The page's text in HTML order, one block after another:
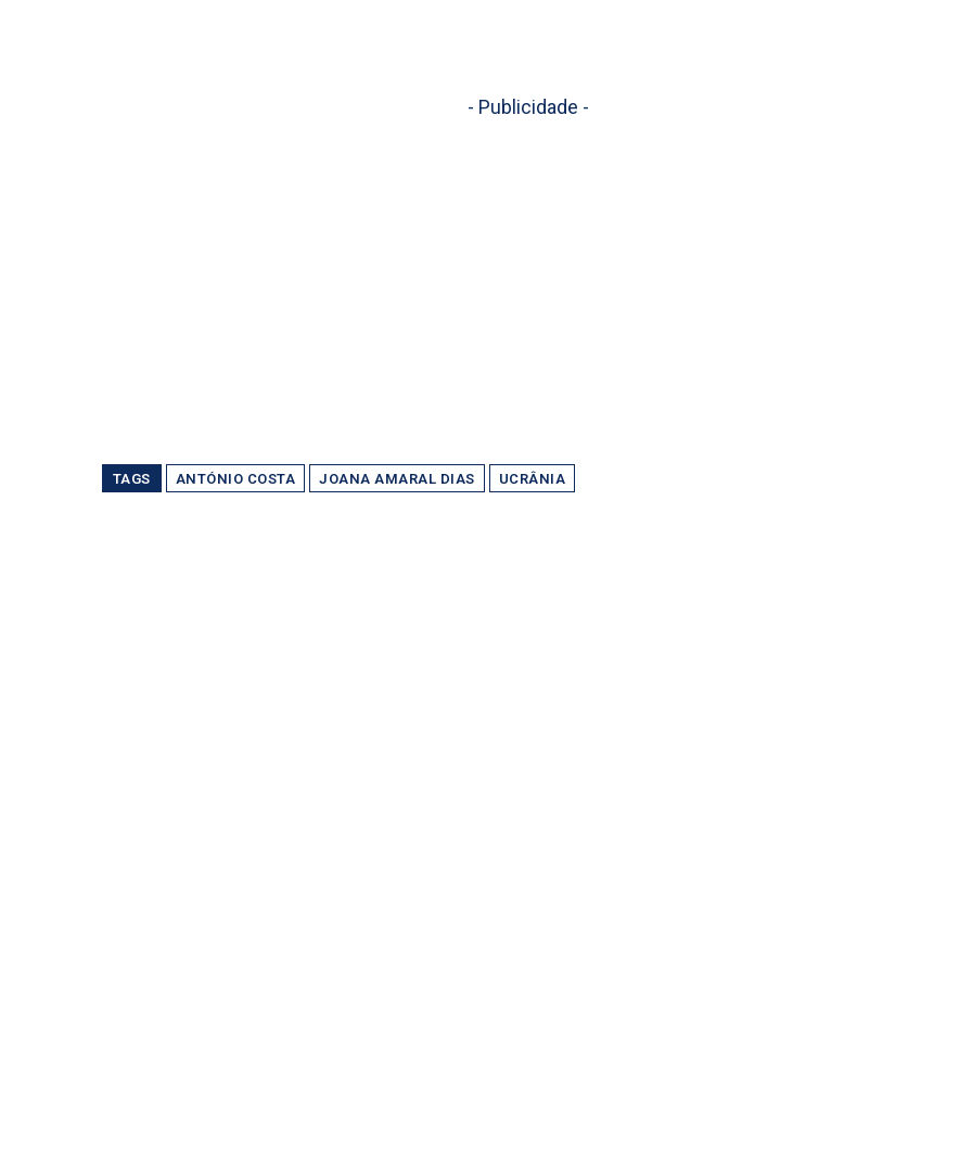
- Publicidade -
TAGS ANTÓNIO COSTA JOANA AMARAL DIAS UCRÂNIA